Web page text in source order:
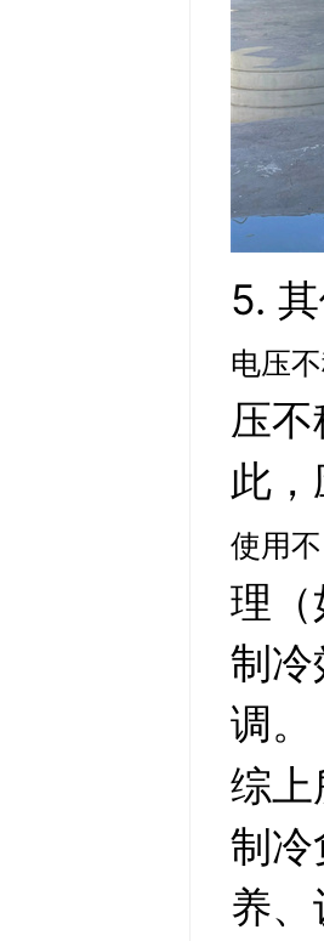
5.
电压
压
此
使用
理（
制冷
调。
综上
制冷
养